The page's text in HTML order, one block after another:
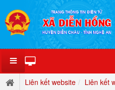
Liên kết website Liên kết